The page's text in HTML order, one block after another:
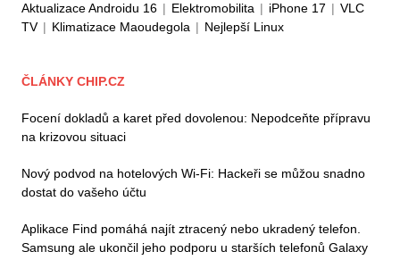
Aktualizace Androidu 16 | Elektromobilita | iPhone 17 | VLC
TV | Klimatizace Maoudegola | Nejlepší Linux
ČLÁNKY CHIP.CZ
Focení dokladů a karet před dovolenou: Nepodceňte přípravu
na krizovou situaci
Nový podvod na hotelových Wi-Fi: Hackeři se můžou snadno
dostat do vašeho účtu
Aplikace Find pomáhá najít ztracený nebo ukradený telefon.
Samsung ale ukončil jeho podporu u starších telefonů Galaxy